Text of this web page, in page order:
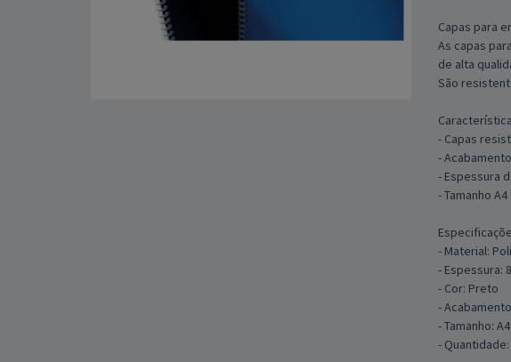
Capas para
As capas
de alta
São
- Capas
-
- Espessura
- Tamanho A4
- Material:
- Espessura:
- Cor: Preto
-
- Tamanho: A4
-